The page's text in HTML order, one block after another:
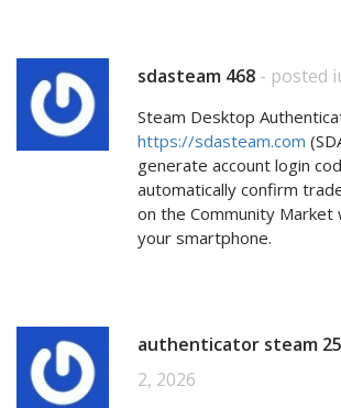
sdasteam 468 - posted
Steam Desktop
https://sdasteam.com
generate account login
automatically confirm
on the Community Market
your smartphone.
authenticator steam
2, 2026